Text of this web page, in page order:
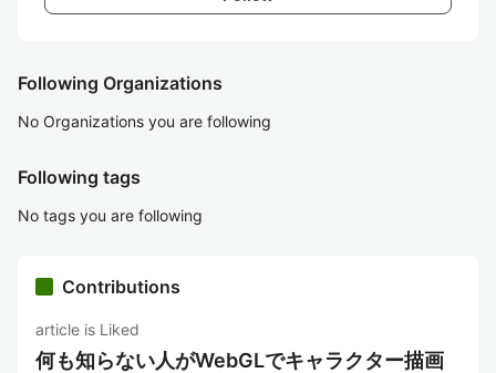
Following Organizations
No Organizations you are following
Following tags
No tags you are following
Contributions
article is Liked
何も知らない人がWebGLでキャラクター描画